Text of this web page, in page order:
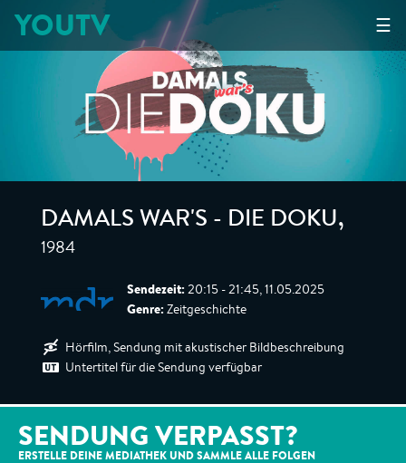
☰
YOUTV
DAMALS WAR'S - DIE DOKU,
1984
Sendezeit: 20:15 - 21:45, 11.05.2025
Genre: Zeitgeschichte
Hörfilm, Sendung mit akustischer Bildbeschreibung
Untertitel für die Sendung verfügbar
SENDUNG VERPASST?
ERSTELLE DEINE MEDIATHEK UND SAMMLE ALLE FOLGEN